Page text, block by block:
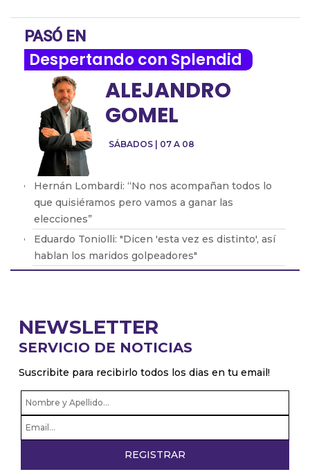
PASÓ EN
Despertando con Splendid
SÁBADOS | 07 A 08
ALEJANDRO
GOMEL
Hernán Lombardi: “No nos acompañan todos lo
que quisiéramos pero vamos a ganar las
elecciones”
Eduardo Toniolli: "Dicen 'esta vez es distinto', así
hablan los maridos golpeadores"
ayer era de marzo del año pasado”
Pablo Bereciartua: "El mensaje de Larreta es de
recorre la ciudad"
NEWSLETTER
SERVICIO DE NOTICIAS
Suscribite para recibirlo todos los dias en tu email!